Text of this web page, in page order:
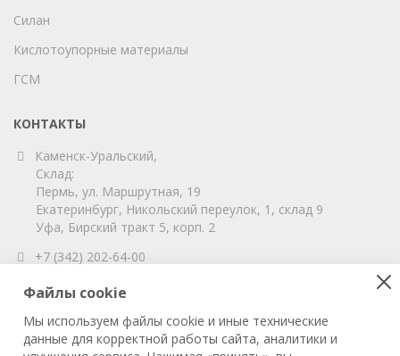
Силан
Кислотоупорные материалы
ГСМ
КОНТАКТЫ
Каменск-Уральский,
Склад:
Пермь, ул. Маршрутная, 19
Екатеринбург, Никольский переулок, 1, склад 9
Уфа, Бирский тракт 5, корп. 2
+7 (342) 202-64-00
info@vitahim-perm.ru
ООО «ВитаХим Пермь»
ОГРН: 1115905003059
ИНН/КПП: 5905285619/590501001
Файлы cookie
Мы используем файлы cookie и иные технические
данные для корректной работы сайта, аналитики и